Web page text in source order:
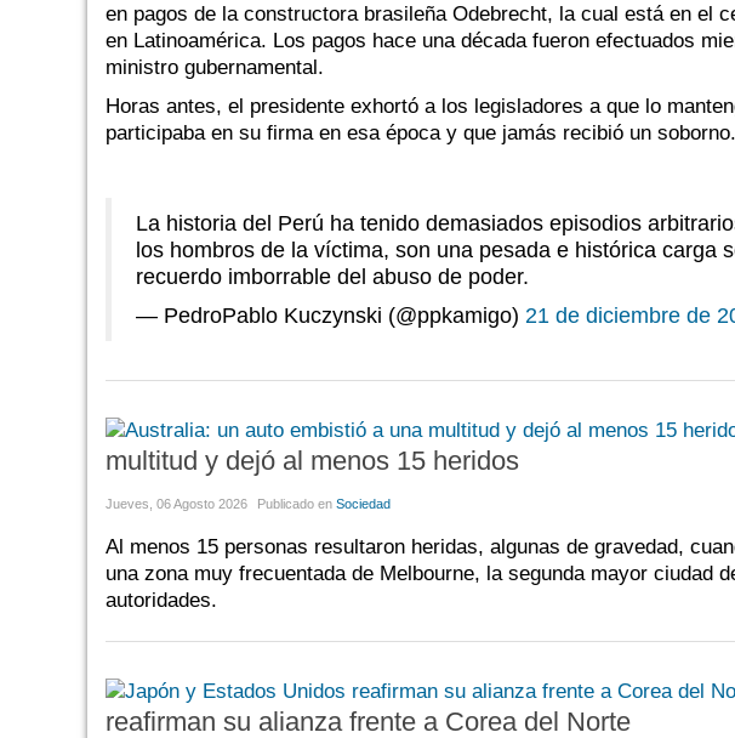
en pagos de la constructora brasileña Odebrecht, la cual está en el
en Latinoamérica. Los pagos hace una década fueron efectuados
ministro gubernamental.
Horas antes, el presidente exhortó a los legisladores a que lo
participaba en su firma en esa época y que jamás recibió un soborno.
La historia del Perú ha tenido demasiados episodios
los hombros de la víctima, son una pesada e histórica carga
recuerdo imborrable del abuso de poder.
— PedroPablo Kuczynski (@ppkamigo) 21 de diciembre de
multitud y dejó al menos 15 heridos
Jueves, 06 Agosto 2026 Publicado en Sociedad
Al menos 15 personas resultaron heridas, algunas de gravedad,
una zona muy frecuentada de Melbourne, la segunda mayor ciudad
autoridades.
reafirman su alianza frente a Corea del Norte